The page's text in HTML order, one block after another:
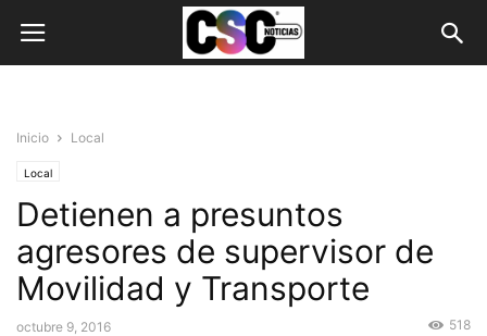
Inicio Local
Local
Detienen a presuntos
agresores de supervisor de
Movilidad y Transporte
octubre 9, 2016 518